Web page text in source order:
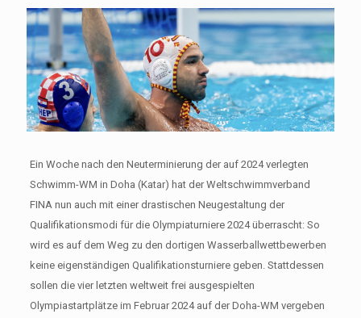
Ein Woche nach den Neuterminierung der auf 2024 verlegten
Schwimm-WM in Doha (Katar) hat der Weltschwimmverband
FINA nun auch mit einer drastischen Neugestaltung der
Qualifikationsmodi für die Olympiaturniere 2024 überrascht: So
wird es auf dem Weg zu den dortigen Wasserballwettbewerben
keine eigenständigen Qualifikationsturniere geben. Stattdessen
sollen die vier letzten weltweit frei ausgespielten
Olympiastartplätze im Februar 2024 auf der Doha-WM vergeben